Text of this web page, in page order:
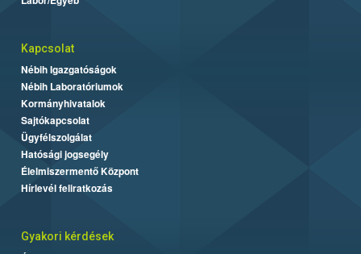
Kapcsolat
Nébih Igazgatóságok
Nébih Laboratóriumok
Kormányhivatalok
Sajtókapcsolat
Ügyfélszolgálat
Hatósági jogsegély
Élelmiszermentő Központ
Hírlevél feliratkozás
Gyakori kérdések